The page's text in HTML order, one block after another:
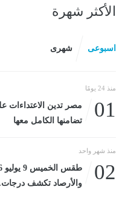
الأكثر شهرة
اسبوعى شهرى
منذ 24 يومًا
01
مصر تدين الاعتداءات
تضامنها الكامل معها
منذ شهر واحد
02
والأرصاد تكشف درجات...اليوم